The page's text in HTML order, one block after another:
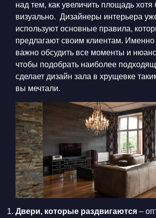
над тем, как увеличить площадь хотя
визуально. Дизайнеры интерьера
используют основные правила,
предлагают своим клиентам. Именно
важно обсудить все моменты и
чтобы подобрать наиболее
сделает дизайн зала в хрущевке
вы мечтали.
Двери, которые раздвигаются–